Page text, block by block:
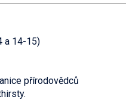
a 14-15)
přírodovědců